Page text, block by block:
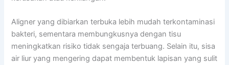
Aligner yang dibiarkan terbuka lebih mudah terkontaminasi
bakteri, sementara membungkusnya dengan tisu
meningkatkan risiko tidak sengaja terbuang. Selain itu, sisa
air liur yang mengering dapat membentuk lapisan yang sulit